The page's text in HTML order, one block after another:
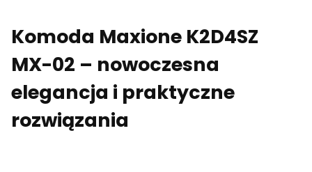
Komoda Maxione K2D4SZ
MX-02 – nowoczesna
elegancja i praktyczne
rozwiązania